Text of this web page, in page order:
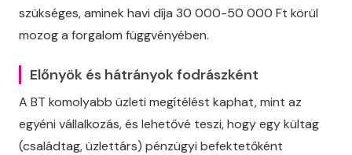
szükséges, aminek havi díja 30 000-50 000 Ft körül
mozog a forgalom függvényében.
Előnyök és hátrányok fodrászként
A BT komolyabb üzleti megítélést kaphat, mint az
egyéni vállalkozás, és lehetővé teszi, hogy egy kültag
(családtag, üzlettárs) pénzügyi befektetőként